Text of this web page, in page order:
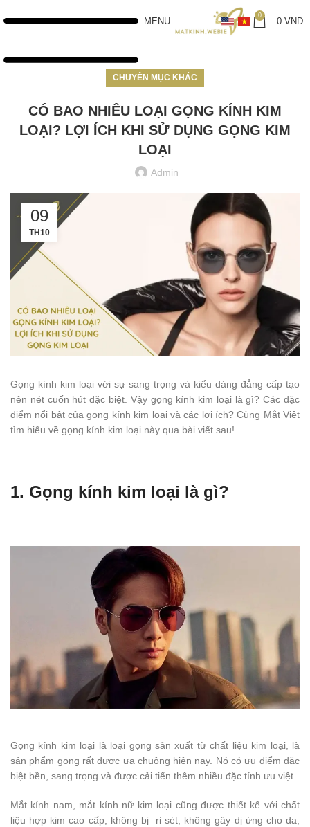
MENU
0
0 VND
CHUYÊN MỤC KHÁC
CÓ BAO NHIÊU LOẠI GỌNG KÍNH KIM
LOẠI? LỢI ÍCH KHI SỬ DỤNG GỌNG KIM
LOẠI
Admin
09
TH10
Gọng kính kim loại với sự sang trọng và kiểu dáng đẳng cấp tạo
nên nét cuốn hút đặc biệt. Vậy gọng kính kim loại là gì? Các đặc
điểm nổi bật của gọng kính kim loại và các lợi ích? Cùng Mắt Việt
tìm hiểu về gọng kính kim loại này qua bài viết sau!
1. Gọng kính kim loại là gì?
Gọng kính kim loại là loại gọng sản xuất từ chất liệu kim loại, là
sản phẩm gọng rất được ưa chuộng hiện nay. Nó có ưu điểm đặc
biệt bền, sang trọng và được cải tiến thêm nhiều đặc tính ưu việt.
Mắt kính nam, mắt kính nữ kim loại cũng được thiết kế với chất
liệu hợp kim cao cấp, không bị rỉ sét, không gây dị ứng cho da,